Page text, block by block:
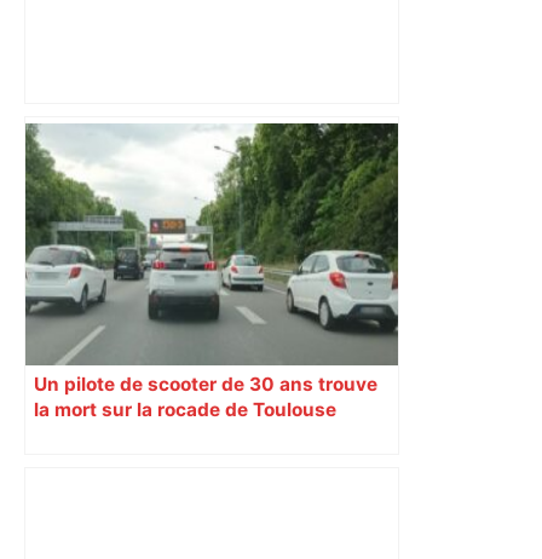
À Toulouse, un immeuble de six étages
évacué après le départ d’un feu –
ladepeche.fr
Un pilote de scooter de 30 ans trouve
la mort sur la rocade de Toulouse